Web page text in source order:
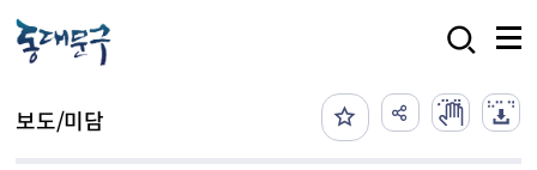
보도/미담